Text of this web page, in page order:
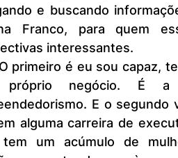
e buscando
Franco, para quem
interessantes.
próprio negócio. É
E o
alguma carreira de
um acúmulo de